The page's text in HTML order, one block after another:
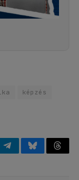
képzés
TelegramBluesky